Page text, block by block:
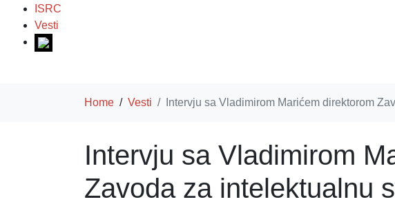
ISRC
Vesti
Home Vesti Intervju sa Vladimirom Marićem direktorom
Intervju sa Vladimirom
Zavoda za intelektualnu